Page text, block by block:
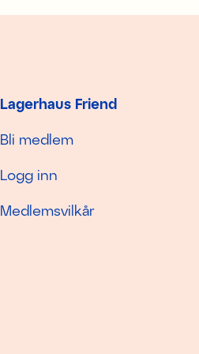
Lagerhaus Friend
Bli medlem
Logg inn
Medlemsvilkår